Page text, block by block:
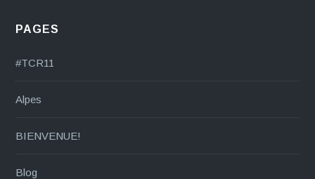
PAGES
#TCR11
Alpes
BIENVENUE!
Blog